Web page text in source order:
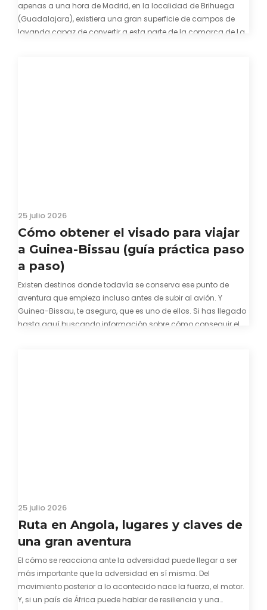
apenas a una hora de Madrid, en la localidad de Brihuega
(Guadalajara), existiera una gran superficie de campos de
lavanda capaz de convertir a esta parte de la comarca de La
25 julio 2026
Cómo obtener el visado para viajar
a Guinea-Bissau (guía práctica paso
a paso)
Existen destinos donde todavía se conserva ese punto de
aventura que empieza incluso antes de subir al avión. Y
Guinea-Bissau, te aseguro, que es uno de ellos. Si has llegado
hasta aquí buscando información sobre cómo conseguir el
25 julio 2026
Ruta en Angola, lugares y claves de
una gran aventura
El cómo se reacciona ante la adversidad puede llegar a ser
más importante que la adversidad en sí misma. Del
movimiento posterior a lo acontecido nace la fuerza, el motor.
Y, si un país de África puede hablar de resiliencia y una